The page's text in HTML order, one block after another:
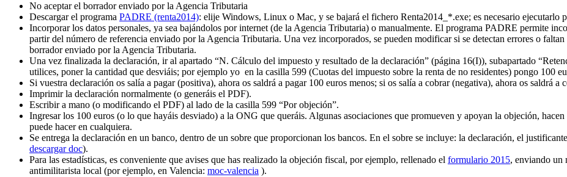
No aceptar el borrador enviado por la Agencia Tributaria
Descargar el programa PADRE (renta2014): elije Windows, Linux o Mac, y se bajará el fichero Renta2014_*.exe; es necesario ejecutarlo
Incorporar los datos personales, ya sea bajándolos por internet (de la Agencia Tributaria) o manualmente. El programa PADRE permite
partir del número de referencia enviado por la Agencia Tributaria. Una vez incorporados, se pueden modificar si se detectan errores o
borrador enviado por la Agencia Tributaria.
Una vez finalizada la declaración, ir al apartado “N. Cálculo del impuesto y resultado de la declaración” (página 16(I)), subapartado
utilices, poner la cantidad que desviáis; por ejemplo yo en la casilla 599 (Cuotas del impuesto sobre la renta de no residentes) pongo 100
Si vuestra declaración os salía a pagar (positiva), ahora os saldrá a pagar 100 euros menos; si os salía a cobrar (negativa), ahora os saldrá a
Imprimir la declaración normalmente (o generáis el PDF).
Escribir a mano (o modificando el PDF) al lado de la casilla 599 “Por objeción”.
Ingresar los 100 euros (o lo que hayáis desviado) a la ONG que queráis. Algunas asociaciones que promueven y apoyan la objeción,
puede hacer en cualquiera.
Se entrega la declaración en un banco, dentro de un sobre que proporcionan los bancos. En el sobre se incluye: la declaración, el
descargar doc).
Para las estadísticas, es conveniente que avises que has realizado la objeción fiscal, por ejemplo, rellenado el formulario 2015, enviando un
antimilitarista local (por ejemplo, en Valencia: moc-valencia ).